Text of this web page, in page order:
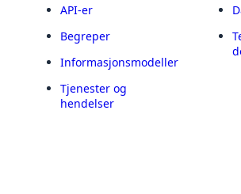
API-er
Begreper
Informasjonsmodeller
Tjenester og
hendelser